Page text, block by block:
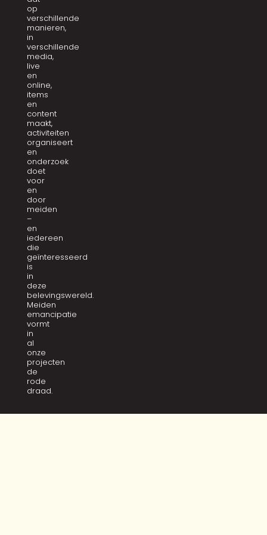
op
verschillende
manieren,
in
verschillende
media,
live
en
online,
items
en
content
maakt,
activiteiten
organiseert
en
onderzoek
doet
voor
en
door
meiden
–
en
iedereen
die
geïnteresseerd
is
in
deze
belevingswereld.
Meiden
emancipatie
vormt
in
al
onze
projecten
de
rode
draad.